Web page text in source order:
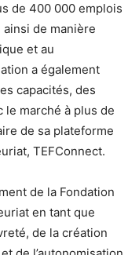
de 400 000 emplois
de manière
et au
a également
capacités, des
le marché à plus de
de sa plateforme
TEFConnect.
de la Fondation
en tant que
de la création